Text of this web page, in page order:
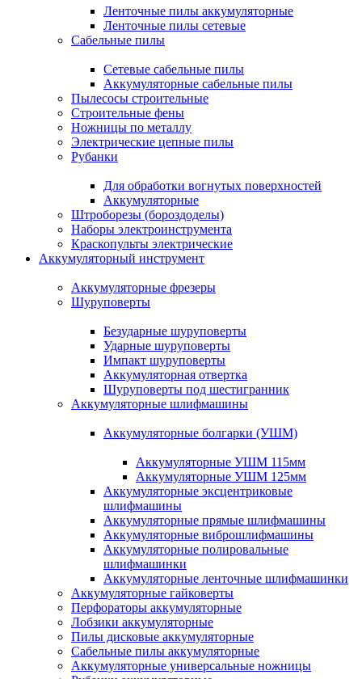
Ленточные пилы аккумуляторные
Ленточные пилы сетевые
Сабельные пилы
Сетевые сабельные пилы
Аккумуляторные сабельные пилы
Пылесосы строительные
Строительные фены
Ножницы по металлу
Электрические цепные пилы
Рубанки
Для обработки вогнутых поверхностей
Аккумуляторные
Штроборезы (бороздоделы)
Наборы электроинструмента
Краскопульты электрические
Аккумуляторный инструмент
Аккумуляторные фрезеры
Шуруповерты
Безударные шуруповерты
Ударные шуруповерты
Импакт шуруповерты
Аккумуляторная отвертка
Шуруповерты под шестигранник
Аккумуляторные шлифмашины
Аккумуляторные болгарки (УШМ)
Аккумуляторные УШМ 115мм
Аккумуляторные УШМ 125мм
Аккумуляторные эксцентриковые
шлифмашины
Аккумуляторные прямые шлифмашины
Аккумуляторные виброшлифмашины
Аккумуляторные полировальные
шлифмашинки
Аккумуляторные ленточные шлифмашинки
Аккумуляторные гайковерты
Перфораторы аккумуляторные
Лобзики аккумуляторные
Пилы дисковые аккумуляторные
Сабельные пилы аккумуляторные
Аккумуляторные универсальные ножницы